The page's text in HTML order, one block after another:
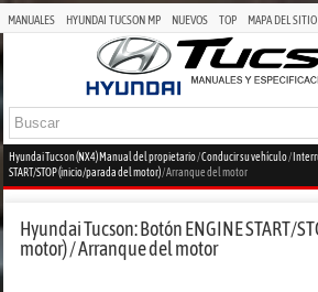
MANUALES HYUNDAI TUCSON MP NUEVOS TOP MAPA DEL SITIO
Hyundai Tucson (NX4) Manual del propietario/Conducir su vehículo/
START/STOP (inicio/parada del motor)/ Arranque del motor
Hyundai Tucson: Botón ENGINE START/
motor) / Arranque del motor